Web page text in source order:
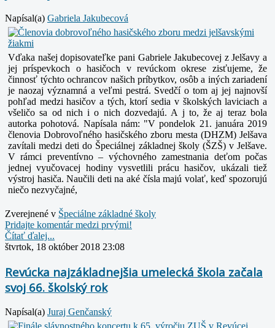
Napísal(a) Gabriela Jakubecová
Vďaka našej dopisovateľke pani Gabriele Jakubecovej z Jelšavy a
jej príspevkoch o hasičoch v revúckom okrese zisťujeme, že
činnosť týchto ochrancov našich príbytkov, osôb a iných zariadení
je naozaj významná a veľmi pestrá. Svedčí o tom aj jej najnovší
pohľad medzi hasičov a tých, ktorí sedia v školských laviciach a
všeličo sa od nich i o nich dozvedajú. A j to, že aj teraz bola
autorka pohotová. Napísala nám: "V pondelok 21. januára 2019
členovia Dobrovoľného hasičského zboru mesta (DHZM) Jelšava
zavítali medzi deti do Špeciálnej základnej školy (ŠZŠ) v Jelšave.
V rámci preventívno – výchovného zamestnania deťom počas
jednej vyučovacej hodiny vysvetlili prácu hasičov, ukázali tiež
výstroj hasiča. Naučili deti na aké čísla majú volať, keď spozorujú
niečo nezvyčajné,
Zverejnené v Špeciálne základné školy
Pridajte komentár medzi prvými!
Čítať ďalej...
štvrtok, 18 október 2018 23:08
Revúcka najzákladnejšia umelecká škola začala
svoj 66. školský rok
Napísal(a) Juraj Genčanský